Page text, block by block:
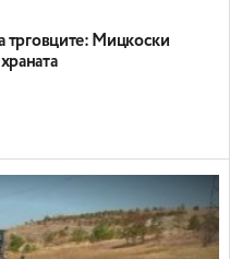
трговците: Мицкоски